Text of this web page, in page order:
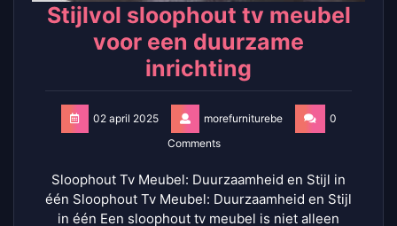
Stijlvol sloophout tv meubel
voor een duurzame
inrichting
02 april 2025 morefurniturebe
0
Comments
Sloophout Tv Meubel: Duurzaamheid en Stijl in
één Sloophout Tv Meubel: Duurzaamheid en Stijl
in één Een sloophout tv meubel is niet alleen